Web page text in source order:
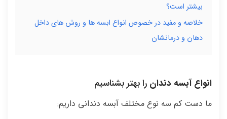
بیشتر است؟
خلاصه و مفید در خصوص انواع ابسه ها و روش های داخل
دهان و درمانشان
انواع آبسه دندان را بهتر بشناسیم
ما دست کم سه نوع مختلف آبسه دندانی داریم: